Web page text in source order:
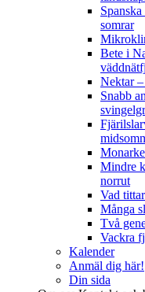
somrar
Bete i
Nektar
Snabb
Mindre
norrut
Vad
Många
Två
Vackra
Kalender
Anmäl dig här!
Din sida